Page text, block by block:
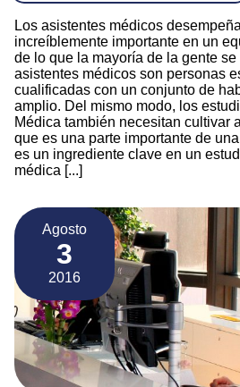
Los asistentes médicos
increíblemente importante en un
de lo que la mayoría de la gente
asistentes médicos son personas
cualificadas con un conjunto de
amplio. Del mismo modo, los
Médica también necesitan cultivar
que es una parte importante de
es un ingrediente clave en un
médica [...]
Agosto
3
2016